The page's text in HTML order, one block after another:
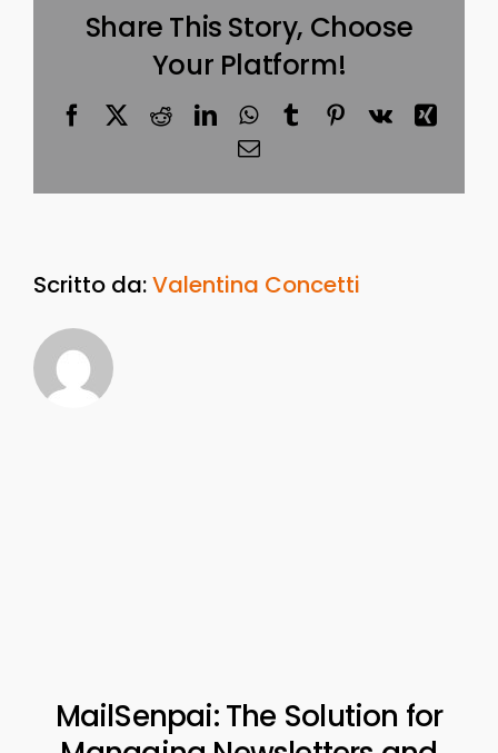
Share This Story, Choose
Your Platform!
FacebookRedditLinkedInWhatsApp
TumblrPinterest
Vk
Xing
Email
Scritto da:Valentina Concetti
MailSenpai: The Solution for